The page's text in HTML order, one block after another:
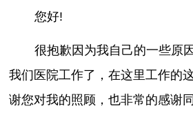
您好!
很抱歉因为我自己的一些原
我们医院工作了，在这里工作的
谢您对我的照顾，也非常的感谢